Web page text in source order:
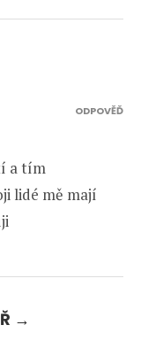
a tím
lidé mě mají
ODPOVĚĎ
→